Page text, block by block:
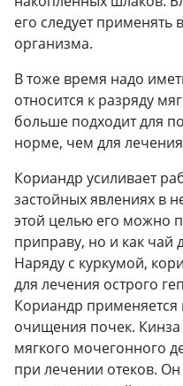
его следует
организма.
В тоже время надо
относится к разряду
больше подходит для
норме, чем для
Кориандр усиливает
застойных явлениях в
этой целью его можно
приправу, но и как чай
Наряду с куркумой,
для лечения острого
Кориандр применяется
очищения почек. Кинза
мягкого мочегонного
при лечении отеков.